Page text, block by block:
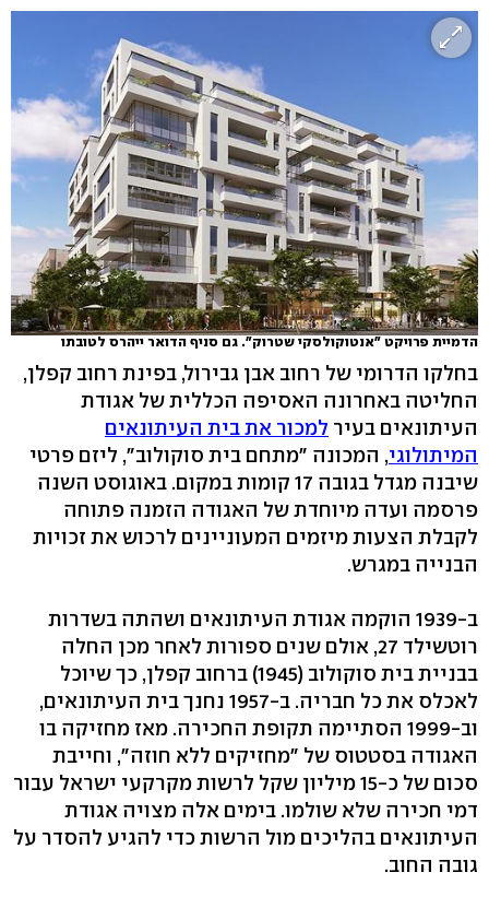
הדמיית פרויקט "אנטוקולסקי שטרוק". גם סניף הדואר ייהרס לטובתו
בחלקו הדרומי של רחוב אבן גבירול, בפינת רחוב קפלן,
החליטה באחרונה האסיפה הכללית של אגודת
העיתונאים בעיר למכור את בית העיתונאים
המיתולוגי, המכונה "מתחם בית סוקולוב", ליזם פרטי
שיבנה מגדל בגובה 17 קומות במקום. באוגוסט השנה
פרסמה ועדה מיוחדת של האגודה הזמנה פתוחה
לקבלת הצעות מיזמים המעוניינים לרכוש את זכויות
הבנייה במגרש.
ב-1939 הוקמה אגודת העיתונאים ושהתה בשדרות
רוטשילד 27, אולם שנים ספורות לאחר מכן החלה
בבניית בית סוקולוב (1945) ברחוב קפלן, כך שיוכל
לאכלס את כל חבריה. ב-1957 נחנך בית העיתונאים,
וב-1999 הסתיימה תקופת החכירה. מאז מחזיקה בו
האגודה בסטטוס של "מחזיקים ללא חוזה", וחייבת
סכום של כ-15 מיליון שקל לרשות מקרקעי ישראל עבור
דמי חכירה שלא שולמו. בימים אלה מצויה אגודת
העיתונאים בהליכים מול הרשות כדי להגיע להסדר על
גובה החוב.